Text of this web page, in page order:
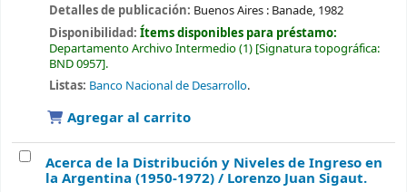
Detalles de publicación: Buenos Aires : Banade, 1982
Disponibilidad: Ítems disponibles para préstamo:
Departamento Archivo Intermedio(1) Signatura topográfica:
BND 0957 .
Listas: Banco Nacional de Desarrollo.
Agregar al carrito
Acerca de la Distribución y Niveles de Ingreso en
la Argentina (1950-1972) / Lorenzo Juan Sigaut.